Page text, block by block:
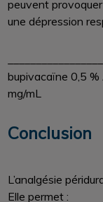
peuvent
une dépression
bupivacaïne 0,5
mg/mL
Conclusion
L’analgésie
Elle permet :